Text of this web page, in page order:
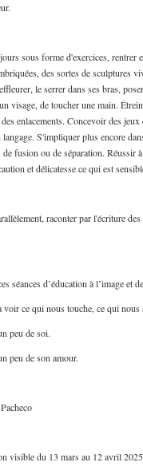
sous forme d'exercices, rentrer
des sortes de sculptures
le serrer dans ses bras,
visage, de toucher une main.
enlacements. Concevoir des
langage. S'impliquer plus encore
de fusion ou de séparation. Réussir
et délicatesse ce qui est
raconter par l'écriture
séances d’éducation à l’image et
voir ce qui nous touche, ce qui nous
peu de soi.
peu de son amour.
visible du 13 mars au 12 avril 2025